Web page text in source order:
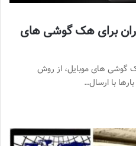
برای هک گوشی های
هک گوشی های موبایل، از روش
با ارسال…